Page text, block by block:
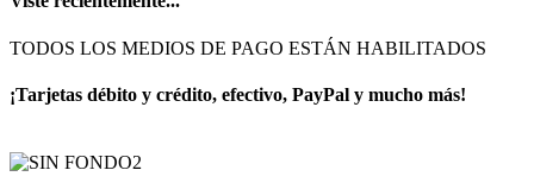
TODOS LOS MEDIOS DE PAGO ESTÁN HABILITADOS
¡Tarjetas débito y crédito, efectivo, PayPal y mucho más!